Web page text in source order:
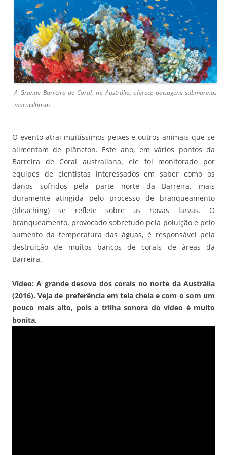
A Grande Barreira de Coral, na Austrália, oferece paisagens submarinas
maravilhosas
O evento atrai muitíssimos peixes e outros animais que se
alimentam de plâncton. Este ano, em vários pontos da
Barreira de Coral australiana, ele foi monitorado por
equipes de cientistas interessados em saber como os
danos sofridos pela parte norte da Barreira, mais
duramente atingida pelo processo de branqueamento
(bleaching) se reflete sobre as novas larvas. O
branqueamento, provocado sobretudo pela poluição e pelo
aumento da temperatura das águas, é responsável pela
destruição de muitos bancos de corais de áreas da
Barreira.
Vídeo: A grande desova dos corais no norte da Austrália
(2016). Veja de preferência em tela cheia e com o som um
pouco mais alto, pois a trilha sonora do vídeo é muito
bonita.